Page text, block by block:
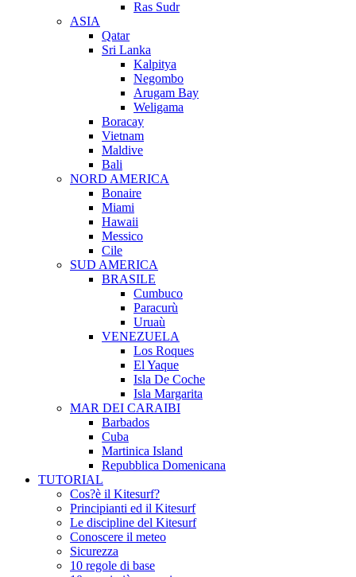
Ras Sudr
ASIA
Qatar
Sri Lanka
Kalpitya
Negombo
Arugam Bay
Weligama
Boracay
Vietnam
Maldive
Bali
NORD AMERICA
Bonaire
Miami
Hawaii
Messico
Cile
SUD AMERICA
BRASILE
Cumbuco
Paracurù
Uruaù
VENEZUELA
Los Roques
El Yaque
Isla De Coche
Isla Margarita
MAR DEI CARAIBI
Barbados
Cuba
Martinica Island
Repubblica Domenicana
TUTORIAL
Cos?è il Kitesurf?
Principianti ed il Kitesurf
Le discipline del Kitesurf
Conoscere il meteo
Sicurezza
10 regole di base